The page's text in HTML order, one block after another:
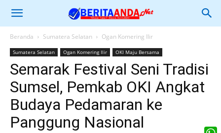
Beranda Sumatera Selatan Ogan Komering Ilir
Sumatera Selatan Ogan Komering Ilir OKI Maju Bersama
Semarak Festival Seni Tradisi
Sumsel, Pemkab OKI Angkat
Budaya Pedamaran ke
Panggung Nasional